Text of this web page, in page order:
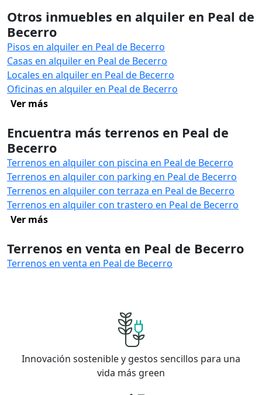
Otros inmuebles en alquiler en Peal de
Becerro
Pisos en alquiler en Peal de Becerro
Casas en alquiler en Peal de Becerro
Locales en alquiler en Peal de Becerro
Oficinas en alquiler en Peal de Becerro
Ver más
Encuentra más terrenos en Peal de
Becerro
Terrenos en alquiler con piscina en Peal de Becerro
Terrenos en alquiler con parking en Peal de Becerro
Terrenos en alquiler con terraza en Peal de Becerro
Terrenos en alquiler con trastero en Peal de Becerro
Ver más
Terrenos en venta en Peal de Becerro
Terrenos en venta en Peal de Becerro
Innovación sostenible y gestos sencillos para una
vida más green